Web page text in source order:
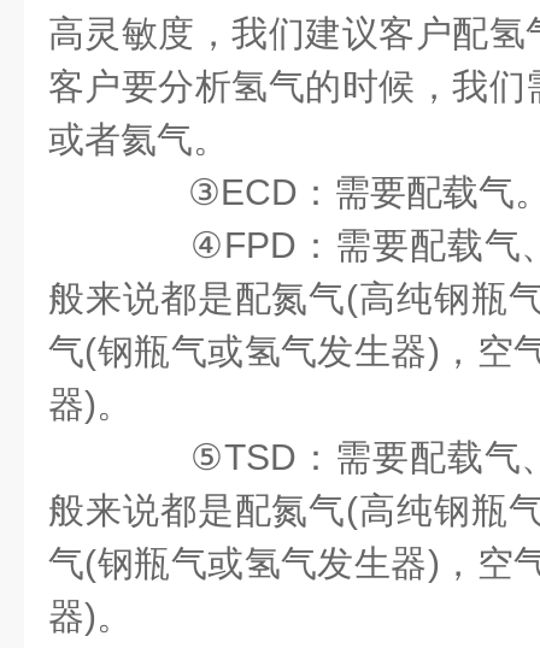
高灵敏度，我们建议客户配
客户要分析氢气的时候，我
或者氦气。
③ECD：需要配载气。
④FPD：需要配载气
般来说都是配氮气(高纯钢瓶
气(钢瓶气或氢气发生器)，空
器)。
⑤TSD：需要配载气
般来说都是配氮气(高纯钢瓶
气(钢瓶气或氢气发生器)，空
器)。